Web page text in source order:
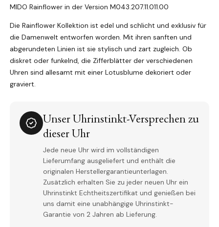
MIDO Rainflower in der Version M043.207.11.011.00
Die Rainflower Kollektion ist edel und schlicht und exklusiv für
die Damenwelt entworfen worden. Mit ihren sanften und
abgerundeten Linien ist sie stylisch und zart zugleich. Ob
diskret oder funkelnd, die Zifferblätter der verschiedenen
Uhren sind allesamt mit einer Lotusblume dekoriert oder
graviert.
Unser Uhrinstinkt-Versprechen zu
dieser Uhr
Jede neue Uhr wird im vollständigen
Lieferumfang ausgeliefert und enthält die
originalen Herstellergarantieunterlagen.
Zusätzlich erhalten Sie zu jeder neuen Uhr ein
Uhrinstinkt Echtheitszertifikat und genießen bei
uns damit eine unabhängige Uhrinstinkt-
Garantie von 2 Jahren ab Lieferung.